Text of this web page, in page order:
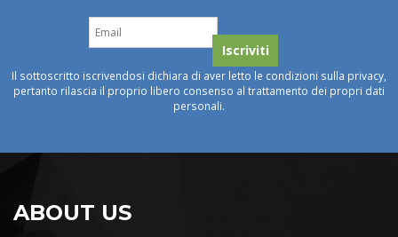
Il sottoscritto iscrivendosi dichiara di aver letto le condizioni sulla privacy,
pertanto rilascia il proprio libero consenso al trattamento dei propri dati
personali.
ABOUT US